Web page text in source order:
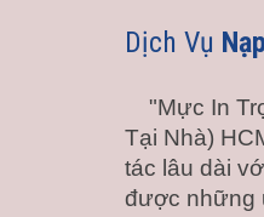
Dịch Vụ
"Mực In
Tại Nhà)
tác lâu dài
được những